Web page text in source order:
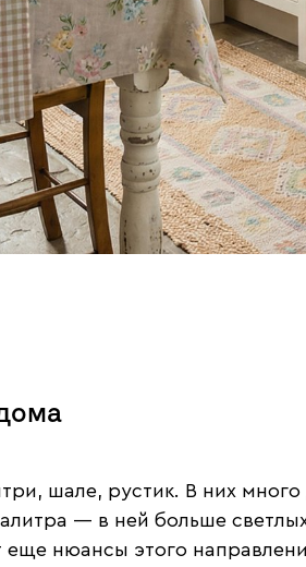
шале, рустик. В них
— в ней больше
нюансы этого